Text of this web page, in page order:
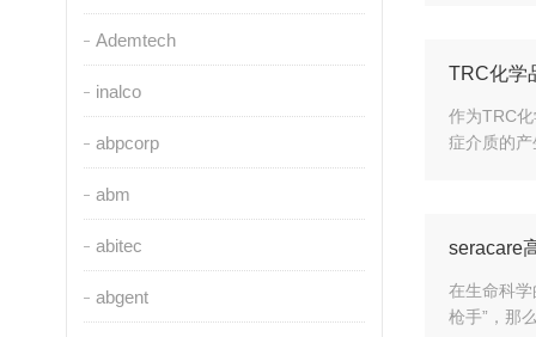
Ademtech
inalco
abpcorp
abm
abitec
abgent
TRC化学
作为TRC
症介质的
seracare
在生命科
枪手”，那